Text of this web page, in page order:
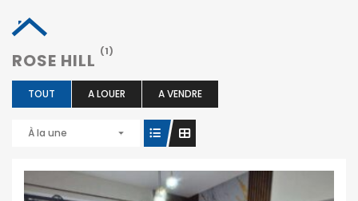
ROSE HILL (1)
TOUT A LOUER A VENDRE
À la une